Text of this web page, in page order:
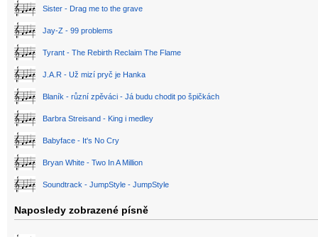
Sister - Drag me to the grave
Jay-Z - 99 problems
Tyrant - The Rebirth Reclaim The Flame
J.A.R - Už mizí pryč je Hanka
Blaník - různí zpěváci - Já budu chodit po špičkách
Barbra Streisand - King i medley
Babyface - It's No Cry
Bryan White - Two In A Million
Soundtrack - JumpStyle - JumpStyle
Naposledy zobrazené písně